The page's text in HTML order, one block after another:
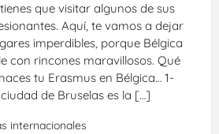
que visitar algunos de sus
Aquí, te vamos a dejar
imperdibles, porque Bélgica
con rincones maravillosos. Qué
tu Erasmus en Bélgica… 1-
de Bruselas es la […]
internacionales